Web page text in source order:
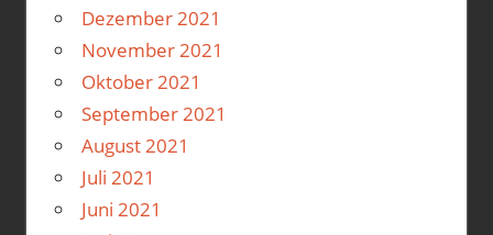
Dezember 2021
November 2021
Oktober 2021
September 2021
August 2021
Juli 2021
Juni 2021